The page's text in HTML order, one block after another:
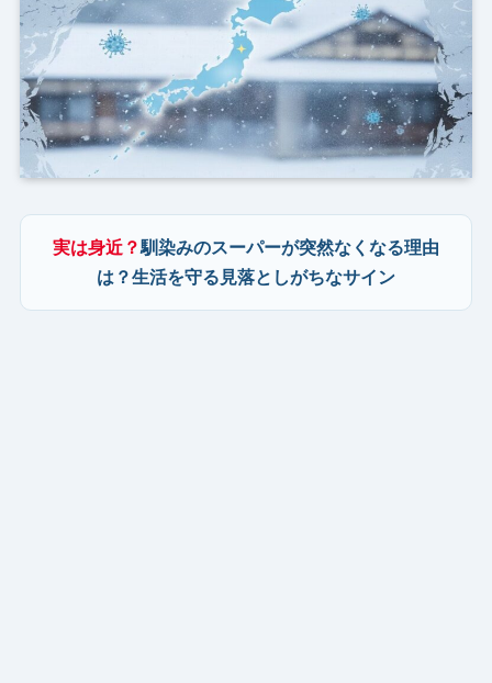
実は身近？馴染みのスーパーが突然なくなる理由
は？生活を守る見落としがちなサイン